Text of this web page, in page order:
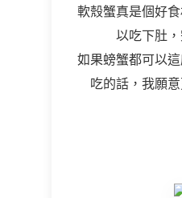
軟殼蟹真是個好
以吃下肚
如果螃蟹都可以
吃的話，我願